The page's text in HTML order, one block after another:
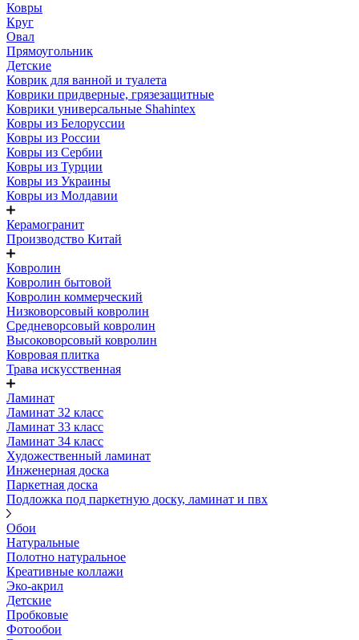
Ковры
Круг
Овал
Прямоугольник
Детские
Коврик для ванной и туалета
Коврики придверные, грязезащитные
Коврики универсальные Shahintex
Ковры из Белоруссии
Ковры из России
Ковры из Сербии
Ковры из Турции
Ковры из Украины
Ковры из Молдавии
Керамогранит
Производство Китай
Ковролин
Ковролин бытовой
Ковролин коммерческий
Низковорсовый ковролин
Средневорсовый ковролин
Высоковорсовый ковролин
Ковровая плитка
Трава искусственная
Ламинат
Ламинат 32 класс
Ламинат 33 класс
Ламинат 34 класс
Художественный ламинат
Инженерная доска
Паркетная доска
Подложка под паркетную доску, ламинат и пвх
Обои
Натуральные
Полотно натуральное
Креативные коллажи
Эко-акрил
Детские
Пробковые
Фотообои